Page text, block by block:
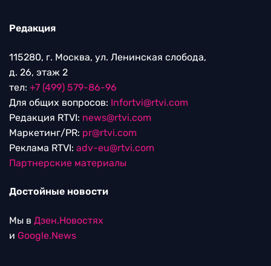
Редакция
115280, г. Москва, ул. Ленинская слобода,
д. 26, этаж 2
тел: +7 (499) 579-86-96
Для общих вопросов: Infortvi@rtvi.com
Редакция RTVI: news@rtvi.com
Маркетинг/PR: pr@rtvi.com
Реклама RTVI: adv-eu@rtvi.com
Партнерские материалы
Достойные новости
Мы в Дзен.Новостях
и Google.News